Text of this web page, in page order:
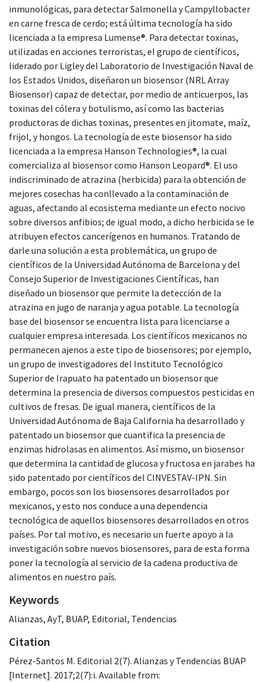
inmunológicas, para detectar Salmonella y Campyllobacter
en carne fresca de cerdo; está última tecnología ha sido
licenciada a la empresa Lumense®. Para detectar toxinas,
utilizadas en acciones terroristas, el grupo de científicos,
liderado por Ligley del Laboratorio de Investigación Naval de
los Estados Unidos, diseñaron un biosensor (NRL Array
Biosensor) capaz de detectar, por medio de anticuerpos, las
toxinas del cólera y botulismo, así como las bacterias
productoras de dichas toxinas, presentes en jitomate, maíz,
frijol, y hongos. La tecnología de este biosensor ha sido
licenciada a la empresa Hanson Technologies®, la cual
comercializa al biosensor como Hanson Leopard®. El uso
indiscriminado de atrazina (herbicida) para la obtención de
mejores cosechas ha conllevado a la contaminación de
aguas, afectando al ecosistema mediante un efecto nocivo
sobre diversos anfibios; de igual modo, a dicho herbicida se le
atribuyen efectos cancerígenos en humanos. Tratando de
darle una solución a esta problemática, un grupo de
científicos de la Universidad Autónoma de Barcelona y del
Consejo Superior de Investigaciones Científicas, han
diseñado un biosensor que permite la detección de la
atrazina en jugo de naranja y agua potable. La tecnología
base del biosensor se encuentra lista para licenciarse a
cualquier empresa interesada. Los científicos mexicanos no
permanecen ajenos a este tipo de biosensores; por ejemplo,
un grupo de investigadores del Instituto Tecnológico
Superior de Irapuato ha patentado un biosensor que
determina la presencia de diversos compuestos pesticidas en
cultivos de fresas. De igual manera, científicos de la
Universidad Autónoma de Baja California ha desarrollado y
patentado un biosensor que cuantifica la presencia de
enzimas hidrolasas en alimentos. Así mismo, un biosensor
que determina la cantidad de glucosa y fructosa en jarabes ha
sido patentado por científicos del CINVESTAV-IPN. Sin
embargo, pocos son los biosensores desarrollados por
mexicanos, y esto nos conduce a una dependencia
tecnológica de aquellos biosensores desarrollados en otros
países. Por tal motivo, es necesario un fuerte apoyo a la
investigación sobre nuevos biosensores, para de esta forma
poner la tecnología al servicio de la cadena productiva de
alimentos en nuestro país.
Keywords
Alianzas, AyT, BUAP, Editorial, Tendencias
Citation
Pérez-Santos M. Editorial 2(7). Alianzas y Tendencias BUAP
[Internet]. 2017;2(7):i. Available from: